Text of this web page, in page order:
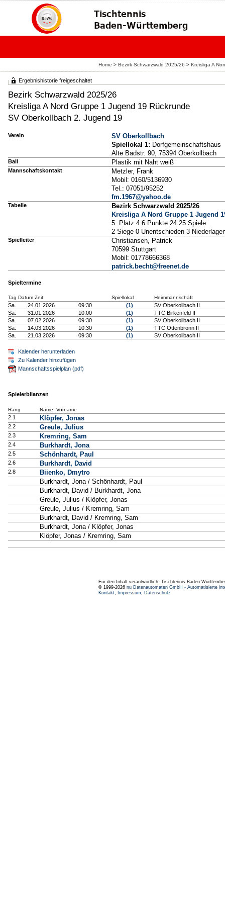
Home > Bezirk Schwarzwald 2025/26 > Kreisliga A
Ergebnishistorie freigeschaltet
Bezirk Schwarzwald 2025/26
Kreisliga A Nord Gruppe 1 Jugend 19 Rückrunde
SV Oberkollbach 2. Jugend 19
Verein
SV Oberkollbach
Spiellokal 1: Dorfgemeinschaftshaus
Alte Badstr. 90, 75394 Oberkollbach
Ball Plastik mit Naht weiß
Mannschaftskontakt
Metzler, Frank
Mobil: 0160/5136930
Tel.: 07051/95252
fm.1967@yahoo.de
Tabelle
Bezirk Schwarzwald 2025/26
Kreisliga A Nord Gruppe 1 Jugend
5. Platz 4:6 Punkte 24:25 Spiele
2 Siege 0 Unentschieden 3
Spielleiter
Christiansen, Patrick
70599 Stuttgart
Mobil: 01778666368
patrick.becht@freenet.de
Spieltermine
Tag Datum Zeit Spiellokal Heimmannschaft
Sa. 24.01.2026 09:30 (1)
SV Oberkollbach II
Sa.
31.01.2026 10:00 (1)
TTC Birkenfeld II
Sa.
07.02.2026 09:30 (1)
SV Oberkollbach II
Sa.
14.03.2026 10:30 (1)
TTC Ottenbronn II
Sa.
21.03.2026 09:30 (1) SV Oberkollbach II
Kalender herunterladen
Zu Kalender hinzufügen
Mannschaftsspielplan (pdf)
Spielerbilanzen
Rang Name, Vorname
2.1 Klöpfer, Jonas
2.2 Greule, Julius
2.3 Kremring, Sam
2.4 Burkhardt, Jona
2.5 Schönhardt, Paul
2.6 Burkhardt, David
2.8
Biienko, Dmytro
Burkhardt, Jona / Schönhardt, Paul
Burkhardt, David / Burkhardt, Jona
Greule, Julius / Klöpfer, Jonas
Greule, Julius / Kremring, Sam
Burkhardt, David / Kremring, Sam
Burkhardt, Jona / Klöpfer, Jonas
Klöpfer, Jonas / Kremring, Sam
Für den Inhalt verantwortlich: Tischtennis Baden-
© 1999-2026 nu Datenautomaten GmbH - Automatisierte
Kontakt, Impressum, Datenschutz